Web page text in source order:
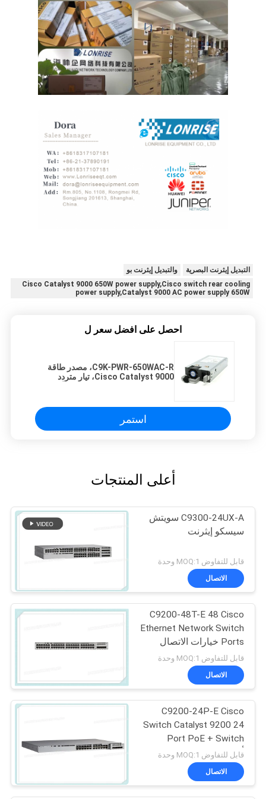
التبديل إيثرنت البصرية
والتبديل إيثرنت بو
Cisco Catalyst 9000 650W power supply,Cisco switch rear cooling
power supply,Catalyst 9000 AC power supply 650W
احصل على افضل سعر ل
C9K-PWR-650WAC-R، مصدر طاقة
Cisco Catalyst 9000، تيار متردد
استمر
أعلى المنتجات
C9300-24UX-A سويتش
سيسكو إيثرنت
قابل للتفاوض MOQ:1 وحدة
الاتصال
C9200-48T-E 48 Cisco
Ethernet Network Switch
Ports خيارات الاتصال
العلوي الوحدوي للبيانات
قابل للتفاوض MOQ:1 وحدة
الاتصال
C9200-24P-E Cisco
Switch Catalyst 9200 24
Port PoE + Switch
أساسيات الشبكة
قابل للتفاوض MOQ:1 وحدة
الاتصال